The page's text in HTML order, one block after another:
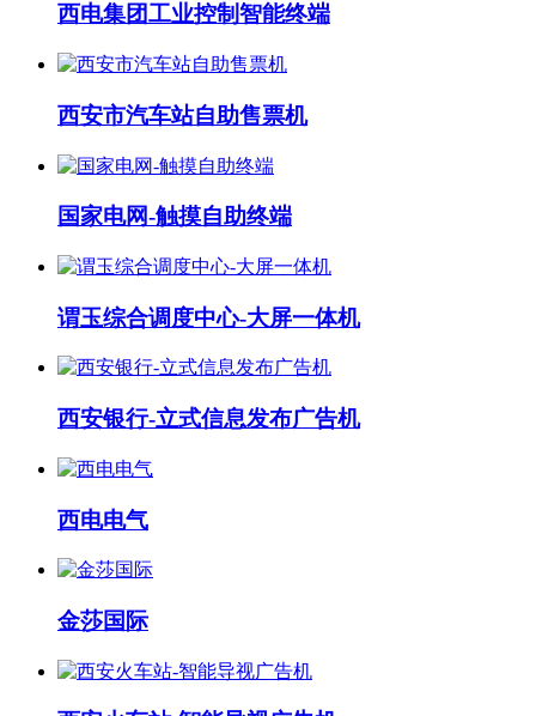
西电集团工业控制智能终端
西安市汽车站自助售票机
国家电网-触摸自助终端
谓玉综合调度中心-大屏一体机
西安银行-立式信息发布广告机
西电电气
金莎国际